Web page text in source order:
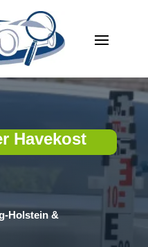
Havekost
Holstein &